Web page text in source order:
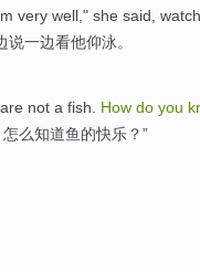
very well ," she said
说一边看他仰泳。
are not a fish. How do you
么知道鱼的快乐？”